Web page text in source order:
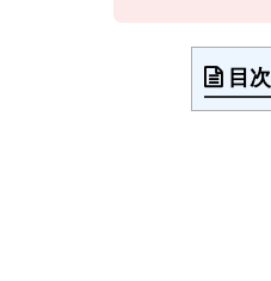
目次